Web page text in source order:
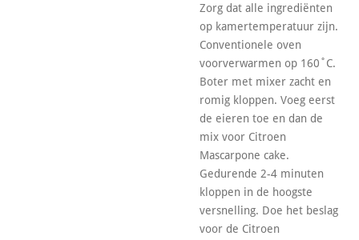
Zorg dat alle ingrediënten
op kamertemperatuur zijn.
Conventionele oven
voorverwarmen op 160˚C.
Boter met mixer zacht en
romig kloppen. Voeg eerst
de eieren toe en dan de
mix voor Citroen
Mascarpone cake.
Gedurende 2-4 minuten
kloppen in de hoogste
versnelling. Doe het beslag
voor de Citroen